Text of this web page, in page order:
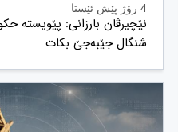
4 رۆژ پێش ئێستا
نێچیرڤان بارزانی: پێویستە
شنگال جێبەجێ بکات